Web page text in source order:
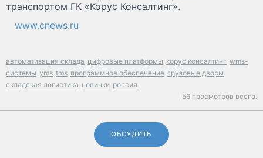
транспортом ГК «Корус Консалтинг».
www.cnews.ru
автоматизация склада цифровые платформы корус консалтинг wms-
системы yms tms программное обеспечение грузовые дворы
складская логистика новинки россия
56 просмотров всего.
ОБСУДИТЬ